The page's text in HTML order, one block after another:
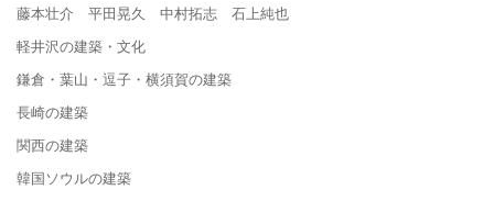
藤本壮介 平田晃久 中村拓志 石上純也
軽井沢の建築・文化
鎌倉・葉山・逗子・横須賀の建築
長崎の建築
関西の建築
韓国ソウルの建築